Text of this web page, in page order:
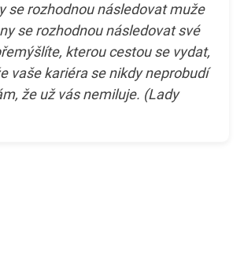
se rozhodnou následovat muže
se rozhodnou následovat své
kterou cestou se vydat,
vaše kariéra se nikdy neprobudí
že už vás nemiluje. (Lady